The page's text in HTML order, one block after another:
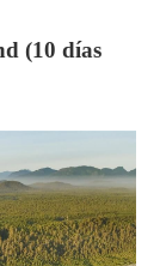
(10 días